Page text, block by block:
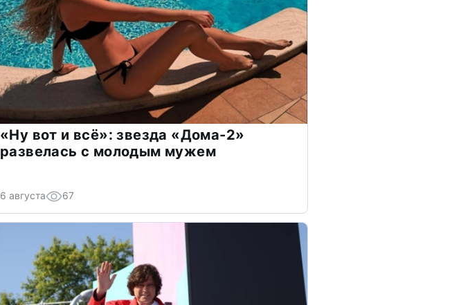
«Ну вот и всё»: звезда «Дома-2»
развелась с молодым мужем
6 августа 67